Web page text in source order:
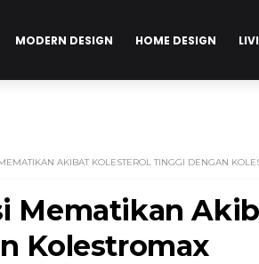
MODERN DESIGN HOME DESIGN
AKIBAT KOLESTEROL TINGGI DENGAN
Mematikan
Kolestromax